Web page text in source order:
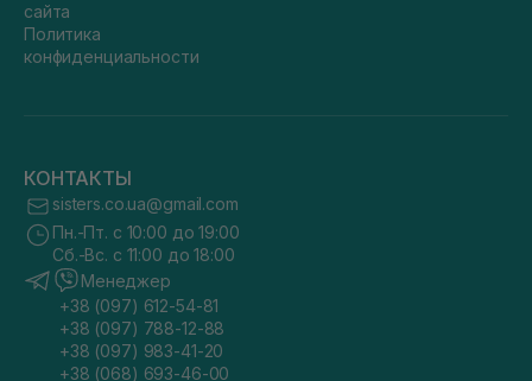
сайта
Политика
конфиденциальности
КОНТАКТЫ
sisters.co.ua@gmail.com
Пн.-Пт. с 10:00 до 19:00
Сб.-Вс. с 11:00 до 18:00
Менеджер
+38 (097) 612-54-81
+38 (097) 788-12-88
+38 (097) 983-41-20
+38 (068) 693-46-00